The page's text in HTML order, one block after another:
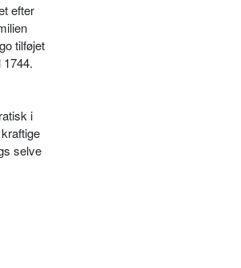
efter
tilføjet
i
selve